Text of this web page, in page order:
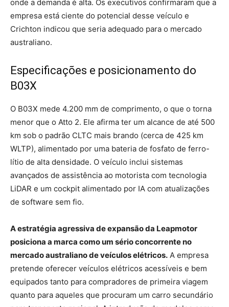
onde a demanda é alta. Os executivos confirmaram que a
empresa está ciente do potencial desse veículo e
Crichton indicou que seria adequado para o mercado
australiano.
Especificações e posicionamento do
B03X
O B03X mede 4.200 mm de comprimento, o que o torna
menor que o Atto 2. Ele afirma ter um alcance de até 500
km sob o padrão CLTC mais brando (cerca de 425 km
WLTP), alimentado por uma bateria de fosfato de ferro-
lítio de alta densidade. O veículo inclui sistemas
avançados de assistência ao motorista com tecnologia
LiDAR e um cockpit alimentado por IA com atualizações
de software sem fio.
A estratégia agressiva de expansão da Leapmotor
posiciona a marca como um sério concorrente no
mercado australiano de veículos elétricos. A empresa
pretende oferecer veículos elétricos acessíveis e bem
equipados tanto para compradores de primeira viagem
quanto para aqueles que procuram um carro secundário